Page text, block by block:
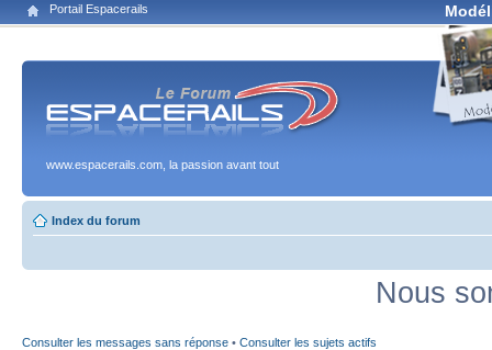
Portail Espacerails
www.espacerails.com, la passion avant tout
Index du forum
Nous
Consulter les messages sans réponse • Consulter les sujets actifs